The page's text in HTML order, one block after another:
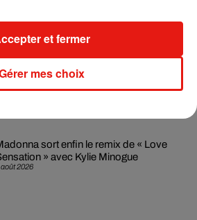
août 2026
août 2026
sort enfin le remix de « Love
» avec Kylie Minogue
mes choix
et fermer